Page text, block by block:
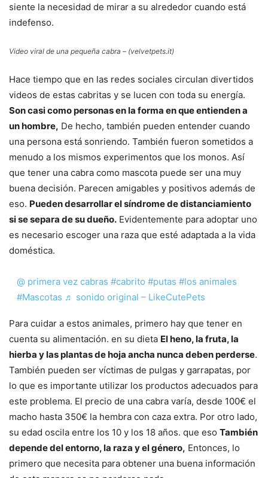
siente la necesidad de mirar a su alrededor cuando está
indefenso.
Video viral de una pequeña cabra – (velvetpets.it)
Hace tiempo que en las redes sociales circulan divertidos
videos de estas cabritas y se lucen con toda su energía.
Son casi como personas en la forma en que entienden a
un hombre, De hecho, también pueden entender cuando
una persona está sonriendo. También fueron sometidos a
menudo a los mismos experimentos que los monos. Así
que tener una cabra como mascota puede ser una muy
buena decisión. Parecen amigables y positivos además de
eso. Pueden desarrollar el síndrome de distanciamiento
si se separa de su dueño. Evidentemente para adoptar uno
es necesario escoger una raza que esté adaptada a la vida
doméstica.
@ primera vez cabras #cabrito #putas #los animales
#Mascotas ♬ sonido original – LikeCutePets
Para cuidar a estos animales, primero hay que tener en
cuenta su alimentación. en su dieta El heno, la fruta, la
hierba y las plantas de hoja ancha nunca deben perderse.
También pueden ser víctimas de pulgas y garrapatas, por
lo que es importante utilizar los productos adecuados para
este problema. El precio de una cabra varía, desde 100€ el
macho hasta 350€ la hembra con caza extra. Por otro lado,
su edad oscila entre los 10 y los 18 años. que eso También
depende del entorno, la raza y el género, Entonces, lo
primero que necesita para obtener una buena información